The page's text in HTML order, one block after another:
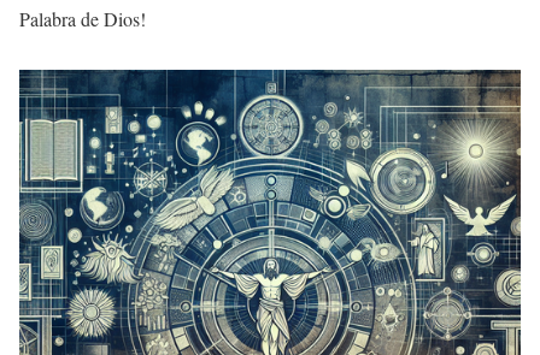
Palabra de Dios!